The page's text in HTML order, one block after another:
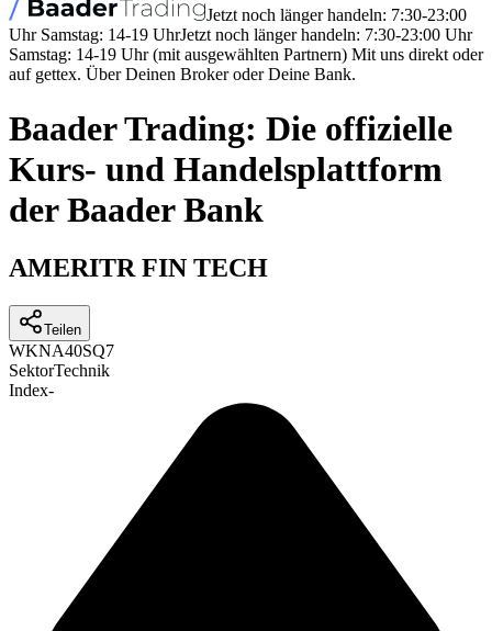
Jetzt noch länger handeln: 7:30-23:00
Uhr Samstag: 14-19 UhrJetzt noch länger handeln: 7:30-23:00 Uhr
Samstag: 14-19 Uhr (mit ausgewählten Partnern) Mit uns direkt oder
auf gettex. Über Deinen Broker oder Deine Bank.
Baader Trading: Die offizielle
Kurs- und Handelsplattform
der Baader Bank
AMERITR FIN TECH
Teilen
WKNA40SQ7
SektorTechnik
Index-